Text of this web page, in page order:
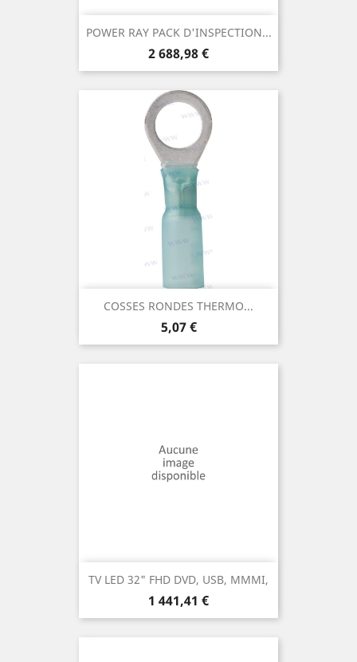
POWER RAY PACK D'INSPECTION...
Prix
2 688,98 €
COSSES RONDES THERMO...
Prix
5,07 €
TV LED 32" FHD DVD, USB, MMMI,
Prix
1 441,41 €